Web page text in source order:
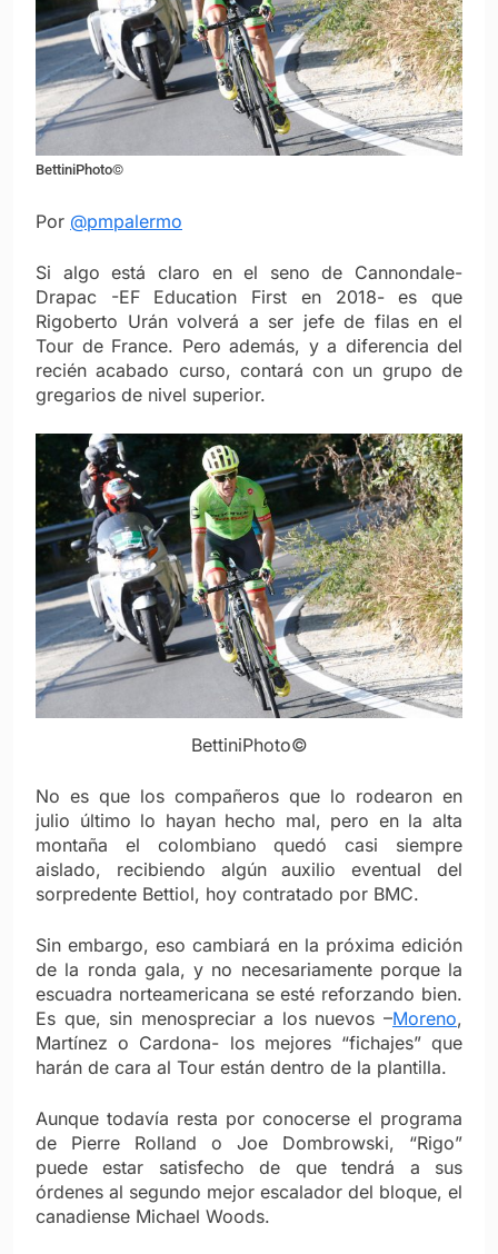
BettiniPhoto©
Por @pmpalermo
Si algo está claro en el seno de Cannondale-
Drapac -EF Education First en 2018- es que
Rigoberto Urán volverá a ser jefe de filas en el
Tour de France. Pero además, y a diferencia del
recién acabado curso, contará con un grupo de
gregarios de nivel superior.
BettiniPhoto©
No es que los compañeros que lo rodearon en
julio último lo hayan hecho mal, pero en la alta
montaña el colombiano quedó casi siempre
aislado, recibiendo algún auxilio eventual del
sorpredente Bettiol, hoy contratado por BMC.
Sin embargo, eso cambiará en la próxima edición
de la ronda gala, y no necesariamente porque la
escuadra norteamericana se esté reforzando bien.
Es que, sin menospreciar a los nuevos –Moreno,
Martínez o Cardona- los mejores “fichajes” que
harán de cara al Tour están dentro de la plantilla.
Aunque todavía resta por conocerse el programa
de Pierre Rolland o Joe Dombrowski, “Rigo”
puede estar satisfecho de que tendrá a sus
órdenes al segundo mejor escalador del bloque, el
canadiense Michael Woods.